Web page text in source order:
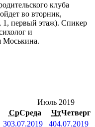
клуба
во вторник,
первый этаж). Спикер
и
Моськина.
Июль 2019
СрСреда ЧтЧетверг
303.07.2019 404.07.2019